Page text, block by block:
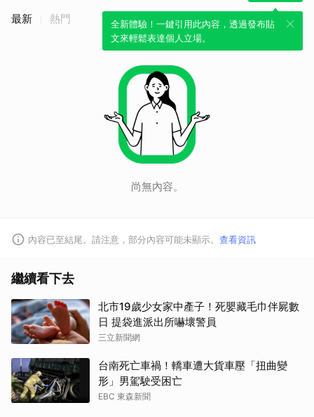
全新體驗！一鍵引用此內容，透過發布貼
文來輕鬆表達個人立場。
最新 熱門
尚無內容。
內容已至結尾。請注意，部分內容可能未顯示。 查看資訊
繼續看下去
北市19歲少女家中產子！死嬰藏毛巾伴屍數
日 提袋進派出所嚇壞警員
三立新聞網
台南死亡車禍！轎車遭大貨車壓「扭曲變
形」男駕駛受困亡
EBC 東森新聞